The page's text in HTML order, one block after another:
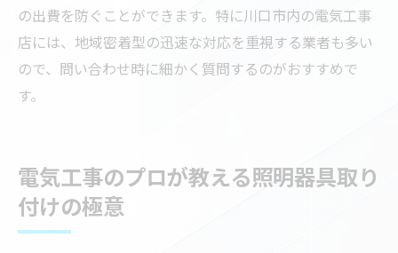
の出費を防ぐことができます。特に川口市内の電気工事
店には、地域密着型の迅速な対応を重視する業者も多い
ので、問い合わせ時に細かく質問するのがおすすめで
す。
電気工事のプロが教える照明器具取り
付けの極意